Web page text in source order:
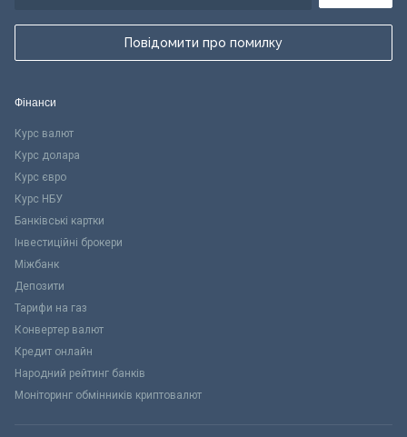
Повідомити про помилку
Фінанси
Курс валют
Курс долара
Курс євро
Курс НБУ
Банківські картки
Інвестиційні брокери
Міжбанк
Депозити
Тарифи на газ
Конвертер валют
Кредит онлайн
Народний рейтинг банків
Моніторинг обмінників криптовалют